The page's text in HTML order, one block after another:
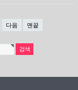
다음 맨끝